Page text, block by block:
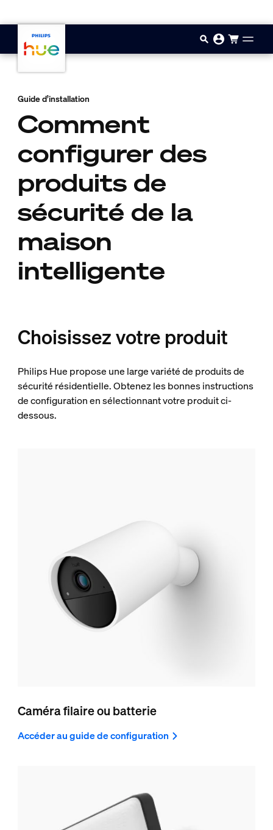
Guide d’installation
Comment
configurer des
produits de
sécurité de la
maison
intelligente
Choisissez votre produit
Philips Hue propose une large variété de produits de
sécurité résidentielle. Obtenez les bonnes instructions
de configuration en sélectionnant votre produit ci-
dessous.
Caméra filaire ou batterie
Accéder au guide de configuration